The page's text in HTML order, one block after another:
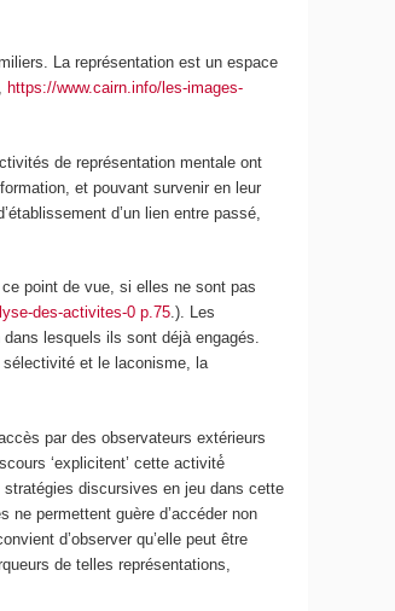
La représentation est un espace
https://www.cairn.info/les-images-
de représentation mentale ont
et pouvant survenir en leur
d’un lien entre passé,
point de vue, si elles ne sont pas
des-activites-0 p.75.). Les
lesquels ils sont déjà engagés.
sélectivité et le laconisme, la
par des observateurs extérieurs
‘explicitent’ cette activité́
discursives en jeu dans cette
ne permettent guère d’accéder non
d’observer qu’elle peut être
de telles représentations,